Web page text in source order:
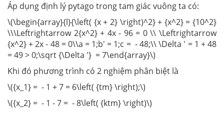
Áp dụng định lý pytago trong tam giác vuông ta có:
\(\begin{array}{l}{\left( {x + 2} \right)^2} + {x^2} = {10^2}
\\\Leftrightarrow 2{x^2} + 4x - 96 = 0 \\ \Leftrightarrow
{x^2} + 2x - 48 = 0\\a = 1;b' = 1;c = - 48;\\ \Delta ' = 1 + 48
= 49 > 0;\sqrt {\Delta '} = 7\end{array}\)
Khi đó phương trình có 2 nghiệm phân biệt là
\({x_1} = - 1 + 7 = 6\left( {tm} \right);\)
\({x_2} = - 1 - 7 = - 8\left( {ktm} \right)\)